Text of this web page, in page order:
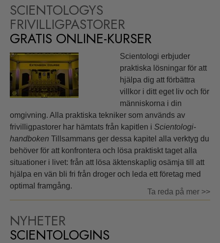
SCIENTOLOGYS
FRIVILLIGPASTORER
GRATIS ONLINE-KURSER
Scientologi erbjuder
praktiska lösningar för att
hjälpa dig att förbättra
villkor i ditt eget liv och för
människorna i din
omgivning. Alla praktiska tekniker som används av
frivilligpastorer har hämtats från kapitlen i Scientologi-
handboken Tillsammans ger dessa kapitel alla verktyg du
behöver för att konfrontera och lösa praktiskt taget alla
situationer i livet: från att lösa äktenskaplig osämja till att
hjälpa en vän bli fri från droger och leda ett företag med
optimal framgång.
Ta reda på mer >>
NYHETER
SCIENTOLOGINS